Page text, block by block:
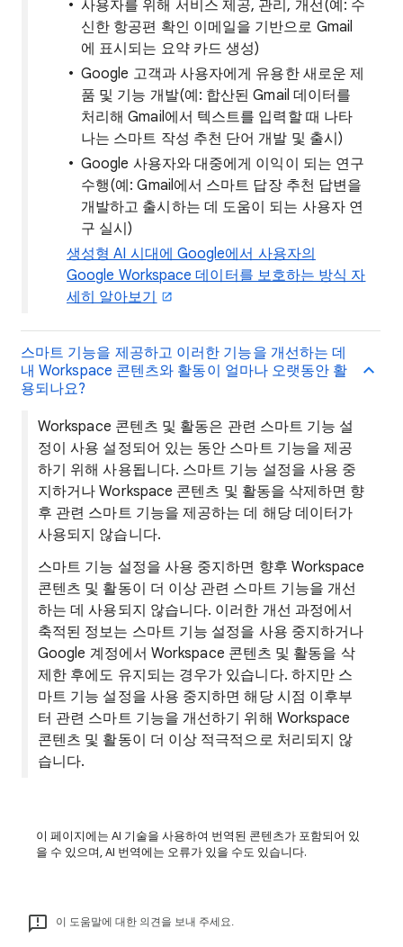
사용자를 위해 서비스 제공, 관리, 개선(예: 수
신한 항공편 확인 이메일을 기반으로 Gmail
에 표시되는 요약 카드 생성)
Google 고객과 사용자에게 유용한 새로운 제
품 및 기능 개발(예: 합산된 Gmail 데이터를
처리해 Gmail에서 텍스트를 입력할 때 나타
나는 스마트 작성 추천 단어 개발 및 출시)
Google 사용자와 대중에게 이익이 되는 연구
수행(예: Gmail에서 스마트 답장 추천 답변을
개발하고 출시하는 데 도움이 되는 사용자 연
구 실시)
생성형 AI 시대에 Google에서 사용자의
Google Workspace 데이터를 보호하는 방식 자
세히 알아보기
스마트 기능을 제공하고 이러한 기능을 개선하는 데
내 Workspace 콘텐츠와 활동이 얼마나 오랫동안 활
용되나요?
Workspace 콘텐츠 및 활동은 관련 스마트 기능 설
정이 사용 설정되어 있는 동안 스마트 기능을 제공
하기 위해 사용됩니다. 스마트 기능 설정을 사용 중
지하거나 Workspace 콘텐츠 및 활동을 삭제하면 향
후 관련 스마트 기능을 제공하는 데 해당 데이터가
사용되지 않습니다.
스마트 기능 설정을 사용 중지하면 향후 Workspace
콘텐츠 및 활동이 더 이상 관련 스마트 기능을 개선
하는 데 사용되지 않습니다. 이러한 개선 과정에서
축적된 정보는 스마트 기능 설정을 사용 중지하거나
Google 계정에서 Workspace 콘텐츠 및 활동을 삭
제한 후에도 유지되는 경우가 있습니다. 하지만 스
마트 기능 설정을 사용 중지하면 해당 시점 이후부
터 관련 스마트 기능을 개선하기 위해 Workspace
콘텐츠 및 활동이 더 이상 적극적으로 처리되지 않
습니다.
이 페이지에는 AI 기술을 사용하여 번역된 콘텐츠가 포함되어 있
을 수 있으며, AI 번역에는 오류가 있을 수도 있습니다.
이 도움말에 대한 의견을 보내 주세요.